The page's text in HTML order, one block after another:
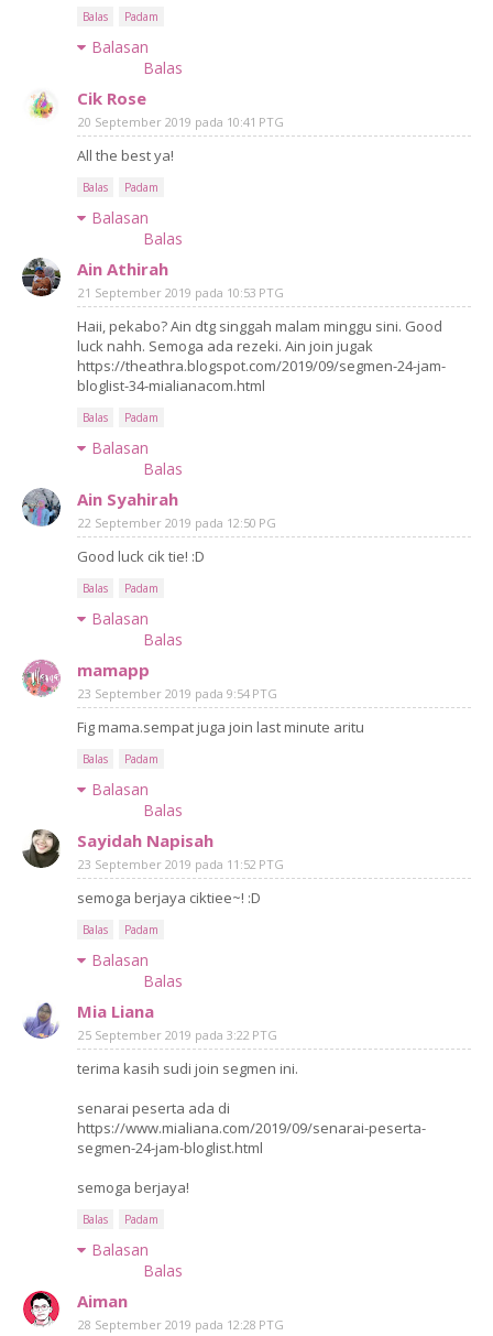
Balas Padam
Balasan
Balas
Cik Rose
20 September 2019 pada 10:41 PTG
All the best ya!
Balas Padam
Balasan
Balas
Ain Athirah
21 September 2019 pada 10:53 PTG
Haii, pekabo? Ain dtg singgah malam minggu sini. Good
luck nahh. Semoga ada rezeki. Ain join jugak
https://theathra.blogspot.com/2019/09/segmen-24-jam-
bloglist-34-mialianacom.html
Balas Padam
Balasan
Balas
Ain Syahirah
22 September 2019 pada 12:50 PG
Good luck cik tie! :D
Balas Padam
Balasan
Balas
mamapp
23 September 2019 pada 9:54 PTG
Fig mama.sempat juga join last minute aritu
Balas Padam
Balasan
Balas
Sayidah Napisah
23 September 2019 pada 11:52 PTG
semoga berjaya ciktiee~! :D
Balas Padam
Balasan
Balas
Mia Liana
25 September 2019 pada 3:22 PTG
terima kasih sudi join segmen ini.
senarai peserta ada di
https://www.mialiana.com/2019/09/senarai-peserta-
segmen-24-jam-bloglist.html
semoga berjaya!
Balas Padam
Balasan
Balas
Aiman
28 September 2019 pada 12:28 PTG